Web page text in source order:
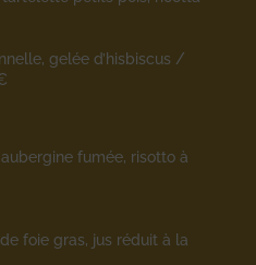
gelée d’hisbiscus /
fumée, risotto à
foie gras, jus réduit à la